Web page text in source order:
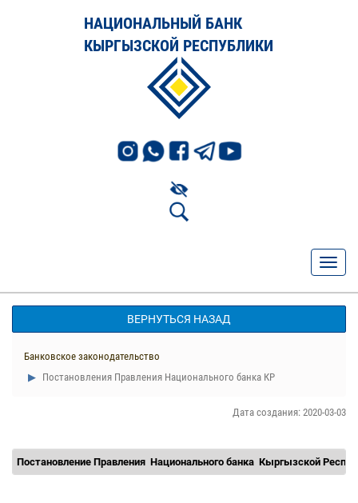
НАЦИОНАЛЬНЫЙ БАНК
КЫРГЫЗСКОЙ РЕСПУБЛИКИ
ВЕРНУТЬСЯ НАЗАД
Банковское законодательство
Постановления Правления Национального банка КР
Дата создания: 2020-03-03
Постановление Правления Национального банка Кыргызской